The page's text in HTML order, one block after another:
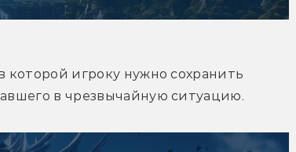
которой игроку нужно сохранить
в чрезвычайную ситуацию.